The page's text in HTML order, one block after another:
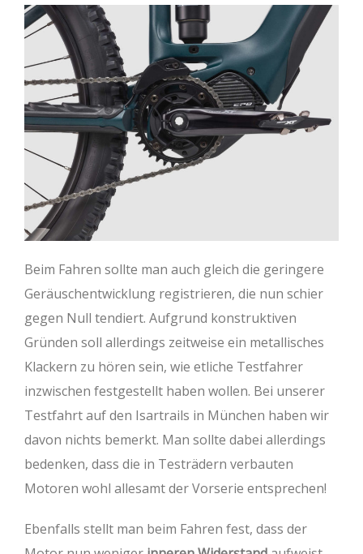
Beim Fahren sollte man auch gleich die geringere
Geräuschentwicklung registrieren, die nun schier
gegen Null tendiert. Aufgrund konstruktiven
Gründen soll allerdings zeitweise ein metallisches
Klackern zu hören sein, wie etliche Testfahrer
inzwischen festgestellt haben wollen. Bei unserer
Testfahrt auf den Isartrails in München haben wir
davon nichts bemerkt. Man sollte dabei allerdings
bedenken, dass die in Testrädern verbauten
Motoren wohl allesamt der Vorserie entsprechen!
Ebenfalls stellt man beim Fahren fest, dass der